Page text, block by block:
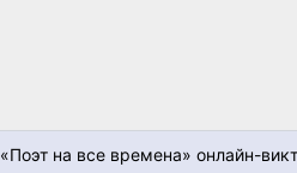
«Поэт на все времена» онлайн-